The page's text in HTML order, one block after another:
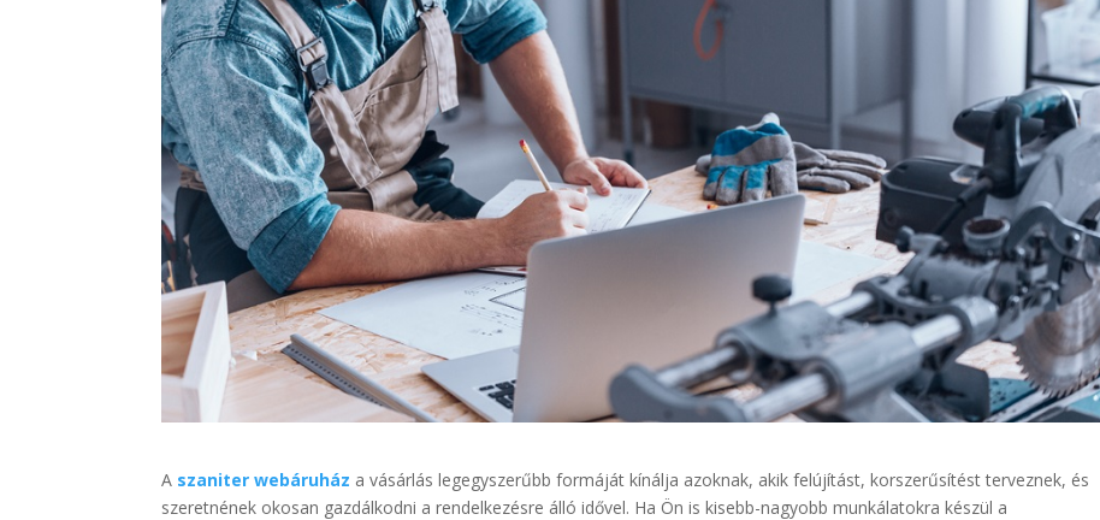
A szaniter webáruház a vásárlás legegyszerűbb formáját kínálja azoknak, akik felújítást, korszerűsítést terveznek, és
szeretnének okosan gazdálkodni a rendelkezésre álló idővel. Ha Ön is kisebb-nagyobb munkálatokra készül a